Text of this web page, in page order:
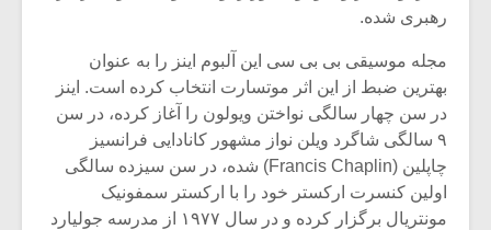
رهبری شده.
مجله موسیقی بی بی سی این آلبوم اینز را به عنوان
بهترین ضبط از این اثر موتسارت انتخاب کرده است. اینز
در سن چهار سالگی نواختن ویولون را آغاز کرده، در سن
۹ سالگی شاگرد ویلن نواز مشهور کانادایی فرانسیز
چاپلین (Francis Chaplin) شده، در سن سیزده سالگی
اولین کنسرت ارکستر خود را با ارکستر سمفونیک
مونتریال برگزار کرده و در سال ۱۹۷۷ از مدرسه جولیارد